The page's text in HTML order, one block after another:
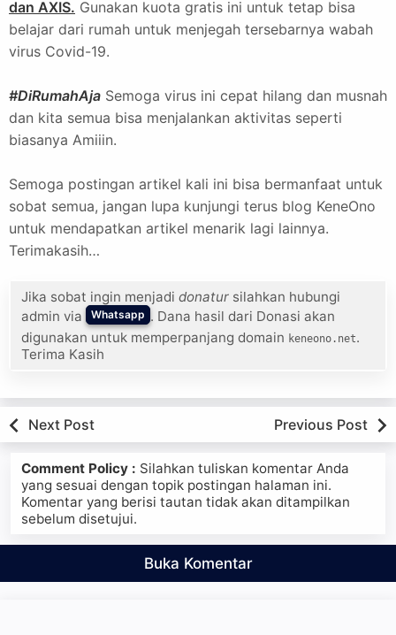
dan AXIS. Gunakan kuota gratis ini untuk tetap bisa
belajar dari rumah untuk menjegah tersebarnya wabah
virus Covid-19.
#DiRumahAja Semoga virus ini cepat hilang dan musnah
dan kita semua bisa menjalankan aktivitas seperti
biasanya Amiiin.
Semoga postingan artikel kali ini bisa bermanfaat untuk
sobat semua, jangan lupa kunjungi terus blog KeneOno
untuk mendapatkan artikel menarik lagi lainnya.
Terimakasih…
Jika sobat ingin menjadi donatur silahkan hubungi
admin via
Whatsapp . Dana hasil dari Donasi akan
digunakan untuk memperpanjang domain keneono.net.
Terima Kasih
Next Post Previous Post
Comment Policy : Silahkan tuliskan komentar Anda
yang sesuai dengan topik postingan halaman ini.
Komentar yang berisi tautan tidak akan ditampilkan
sebelum disetujui.
Buka Komentar